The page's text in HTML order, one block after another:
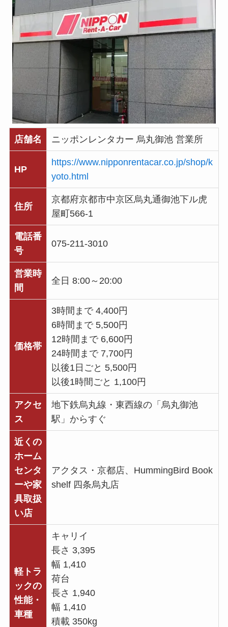
店舗名 ニッポンレンタカー 烏丸御池 営業所
HP
https://www.nipponrentacar.co.jp/shop/k
yoto.html
住所
京都府京都市中京区烏丸通御池下ル虎
屋町566-1
電話番
号
075-211-3010
営業時
間
全日 8:00～20:00
価格帯
3時間まで 4,400円
6時間まで 5,500円
12時間まで 6,600円
24時間まで 7,700円
以後1日ごと 5,500円
以後1時間ごと 1,100円
アクセ
ス
地下鉄烏丸線・東西線の「烏丸御池
駅」からすぐ
近くの
ホーム
センタ
ーや家
具取扱
い店
アクタス・京都店、HummingBird Book
shelf 四条烏丸店
軽トラ
ックの
性能・
車種
キャリイ
長さ 3,395
幅 1,410
荷台
長さ 1,940
幅 1,410
積載 350kg